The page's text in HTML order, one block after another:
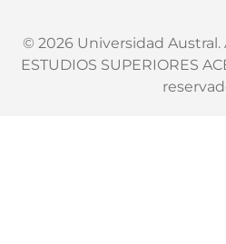
© 2026 Universidad Austral.
ESTUDIOS SUPERIORES